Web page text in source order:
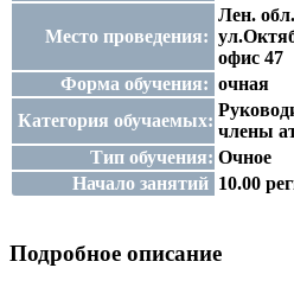
Место проведения:
Лен.
офис 47
Форма обучения: очная
Категория обучаемых:
члены
Тип обучения: Очное
Начало занятий 10.00
Подробное описание